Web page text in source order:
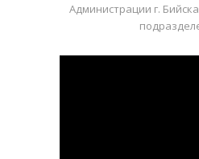
Администрации г.